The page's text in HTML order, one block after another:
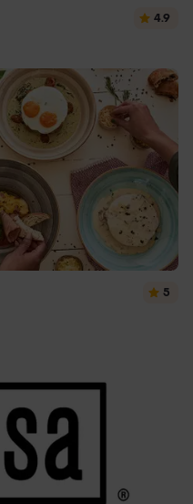
4.9
5